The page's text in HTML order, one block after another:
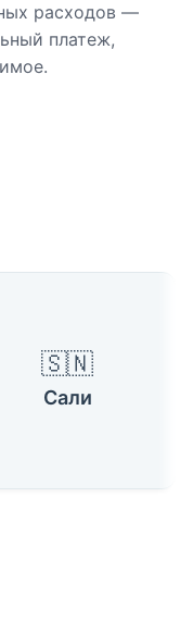
расходов —
платеж,
🇸🇳
Сали